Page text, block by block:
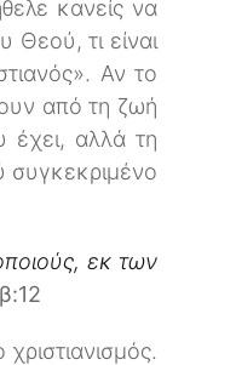
κανείς να
τι είναι
Αν το
από τη ζωή
έχει, αλλά τη
συγκεκριμένο
εκ των